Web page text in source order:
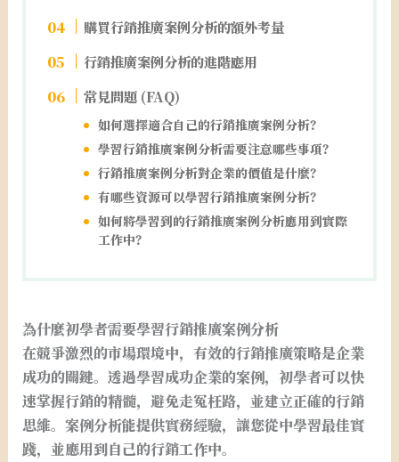
購買行銷推廣案例分析的額外考量
行銷推廣案例分析的進階應用
常見問題 (FAQ)
如何選擇適合自己的行銷推廣案例分析？
學習行銷推廣案例分析需要注意哪些事項？
行銷推廣案例分析對企業的價值是什麼？
有哪些資源可以學習行銷推廣案例分析？
如何將學習到的行銷推廣案例分析應用到實際
工作中？
為什麼初學者需要學習行銷推廣案例分析
在競爭激烈的市場環境中，有效的行銷推廣策略是企業
成功的關鍵。透過學習成功企業的案例，初學者可以快
速掌握行銷的精髓，避免走冤枉路，並建立正確的行銷
思維。案例分析能提供實務經驗，讓您從中學習最佳實
踐，並應用到自己的行銷工作中。